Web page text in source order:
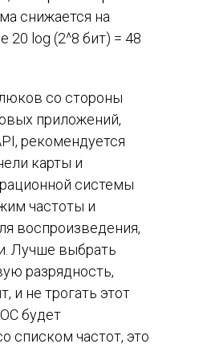
снижается на
20 log (2^8 бит) = 48
со стороны
приложений,
рекомендуется
карты и
системы
частоты и
воспроизведения,
Лучше выбрать
разрядность,
и не трогать этот
будет
списком частот, это